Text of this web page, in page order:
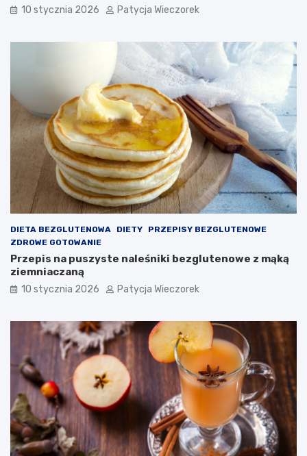
10 stycznia 2026 Patycja Wieczorek
DIETA BEZGLUTENOWA DIETY
PRZEPISY BEZGLUTENOWE
ZDROWE GOTOWANIE
Przepis na puszyste naleśniki bezglutenowe z mąką
ziemniaczaną
10 stycznia 2026 Patycja Wieczorek